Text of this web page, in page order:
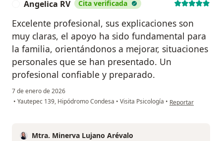
Angelica RV Cita verificada
Excelente profesional, sus explicaciones son
muy claras, el apoyo ha sido fundamental para
la familia, orientándonos a mejorar, situaciones
personales que se han presentado. Un
profesional confiable y preparado.
7 de enero de 2026
• Yautepec 139, Hipódromo Condesa • Visita Psicología • en opinión del
Reportar
Mtra. Minerva Lujano Arévalo